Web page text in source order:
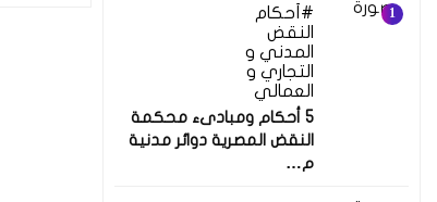
أحكام
النقض
المدني و
التجاري و
العمالي
5 أحكام ومبادىء محكمة
النقض المصرية دوائر مدنية
م…